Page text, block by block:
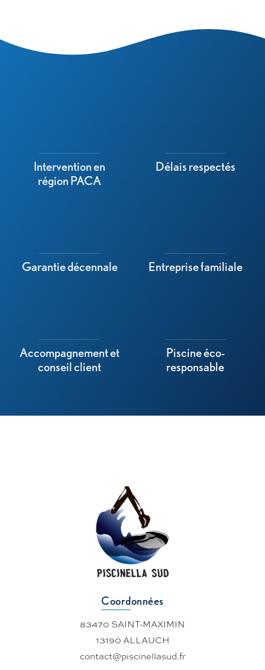
Intervention en
région PACA
Délais respectés
Garantie décennale Entreprise familiale
Accompagnement et
conseil client
Piscine éco-
responsable
Coordonnées
83470 SAINT-MAXIMIN
13190 ALLAUCH
contact@piscinellasud.fr